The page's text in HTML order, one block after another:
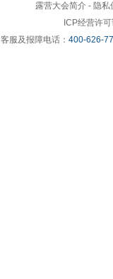
露营大会简介 - 隐私
ICP经营许
客服及报障电话： 400-626-